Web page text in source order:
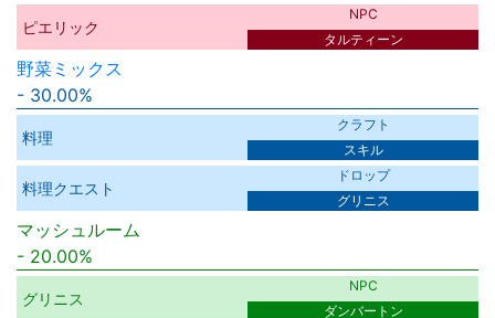
野菜ミックス
マッシュルーム
30.00%
20.00%
ピエリック
NPC
タルティーン
料理
クラフト
スキル
料理クエスト
ドロップ
グリニス
グリニス
NPC
ダンバートン